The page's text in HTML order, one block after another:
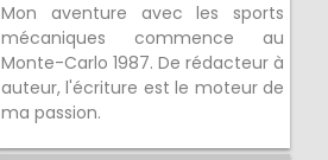
Mon aventure avec les sports
mécaniques commence au
Monte-Carlo 1987. De rédacteur à
auteur, l'écriture est le moteur de
ma passion.